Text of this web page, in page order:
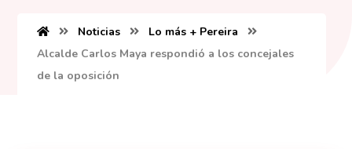
Noticias
Lo más + Pereira
Alcalde Carlos Maya respondió a los concejales
de la oposición